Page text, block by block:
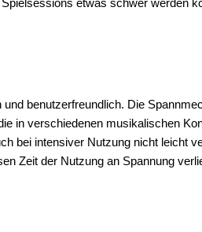
benutzerfreundlich. Die
in verschiedenen musikalischen
bei intensiver Nutzung nicht leicht
Zeit der Nutzung an Spannung